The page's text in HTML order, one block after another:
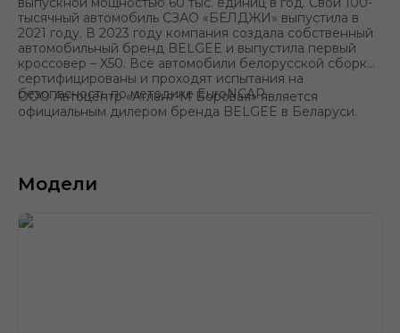
тысячный автомобиль СЗАО «БЕЛДЖИ» выпустила в
2021 году. В 2023 году компания создала собственный
автомобильный бренд BELGEE и выпустила первый
кроссовер – X50. Все автомобили белорусской сборки
сертифицированы и проходят испытания на
безопасность по методике EuroNCAP.
ООО Автоцентр «Атлант-М Боровая» является
официальным дилером бренда BELGEE в Беларуси.
Модели